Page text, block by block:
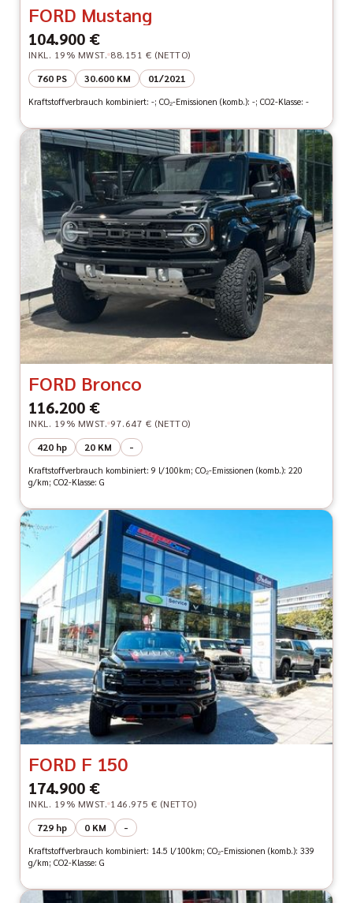
FORD Mustang
104.900 €
INKL. 19% MWST. 88.151 € (NETTO)
760 PS
30.600 KM 01/2021
Kraftstoffverbrauch kombiniert: -; CO₂-Emissionen (komb.): -; CO2-Klasse: -
FORD Bronco
116.200 €
INKL. 19% MWST. 97.647 € (NETTO)
420 hp
20 KM -
Kraftstoffverbrauch kombiniert: 9 l/100km; CO₂-Emissionen (komb.): 220
g/km; CO2-Klasse: G
FORD F 150
174.900 €
INKL. 19% MWST. 146.975 € (NETTO)
729 hp
0 KM -
Kraftstoffverbrauch kombiniert: 14.5 l/100km; CO₂-Emissionen (komb.): 339
g/km; CO2-Klasse: G